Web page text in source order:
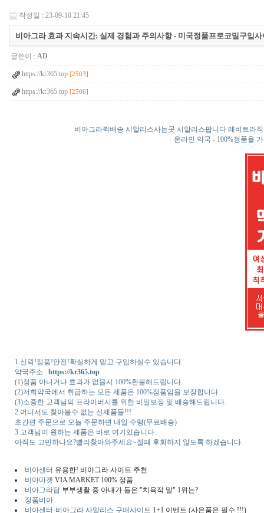
작성일 : 23-09-10 21:45
비아그라 효과 지속시간: 실제 경험과 주의사항 - 미국정품프로코밀구입사
글쓴이 : AD
https://kr365.top [2503]
https://kr365.top [2506]
비아그라퀵배송 시알리스사는곳 시알리스팝니다 레비트라
온라인 약국 - 100%정품을
1.신뢰!정품!안전!확실하게 믿고 구입하실수 있습니다.
약국주소 : https://kr365.top
(1)정품 아니거나 효과가 없을시 100%환불해드립니다.
(2)저희약국에서 취급하는 모든 제품은 100%정품임을 보장합니다.
(3)소중한 고객님의 프라이버시를 위한 비밀보장 및 배송해드립니다.
2.어디서도 찾아볼수 없는 신제품들!!!
초간편 주문으로 오늘 주문하면 내일 수령(무료배송)
3.고객님이 원하는 제품은 바로 여기있습니다.
아직도 고민하나요?빨리찾아와주세요~절때 후회하지 않도록 하겠습니다.
비아센터 유용한! 비아그라 사이트 추천
비아마켓 VIA MARKET 100% 정품
비아그라탑 부부생활 중 아내가 들은 "치욕적 말" 1위는?
정품비아
비아센터-비아그라 사알리스 구매사이트 1+1 이벤트 (사은품은 필수 !!!)